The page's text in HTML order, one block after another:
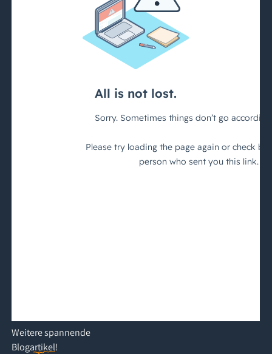
Weiterespannende
Blogartikel!